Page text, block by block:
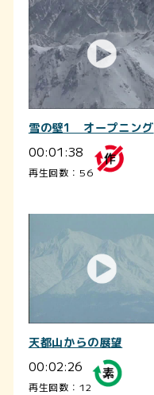
雪の壁1 オープニング
00:01:38
再生回数：56
天都山からの展望
00:02:26
再生回数：12